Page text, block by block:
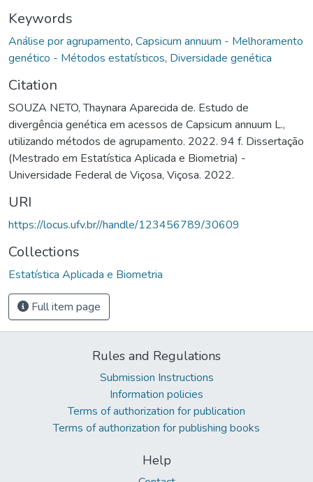
Keywords
Análise por agrupamento, Capsicum annuum - Melhoramento
genético - Métodos estatísticos, Diversidade genética
Citation
SOUZA NETO, Thaynara Aparecida de. Estudo de
divergência genética em acessos de Capsicum annuum L.,
utilizando métodos de agrupamento. 2022. 94 f. Dissertação
(Mestrado em Estatística Aplicada e Biometria) -
Universidade Federal de Viçosa, Viçosa. 2022.
URI
https://locus.ufv.br//handle/123456789/30609
Collections
Estatística Aplicada e Biometria
Full item page
Rules and Regulations
Submission Instructions
Information policies
Terms of authorization for publication
Terms of authorization for publishing books
Help